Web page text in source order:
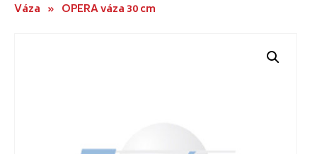
Váza » OPERA váza 30 cm